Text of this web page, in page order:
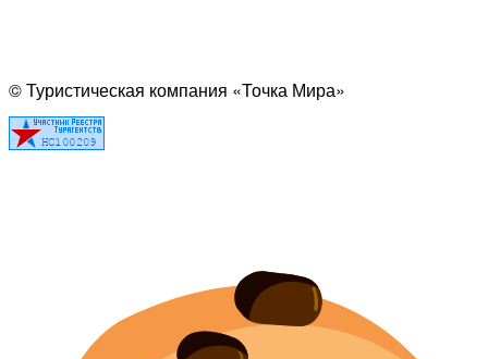
© Туристическая компания «Точка Мира»